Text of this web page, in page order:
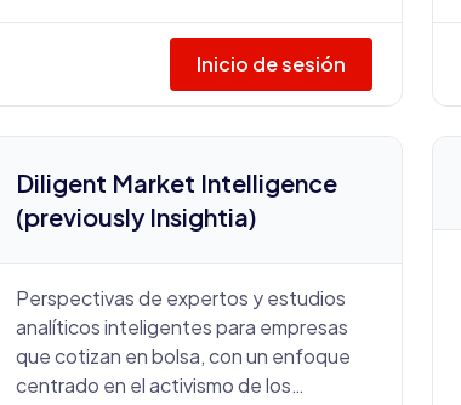
industria.
Inicio de sesión
Diligent Market Intelligence
(previously Insightia)
Perspectivas de expertos y estudios
analíticos inteligentes para empresas
que cotizan en bolsa, con un enfoque
centrado en el activismo de los